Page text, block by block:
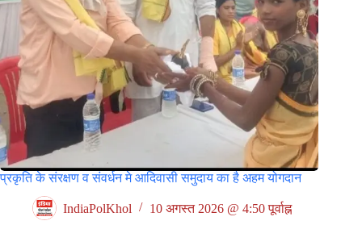
प्रकृति के संरक्षण व संवर्धन मे आदिवासी समुदाय का है अहम योगदान
IndiaPolKhol 10 अगस्त 2026 @ 4:50 पूर्वाह्न